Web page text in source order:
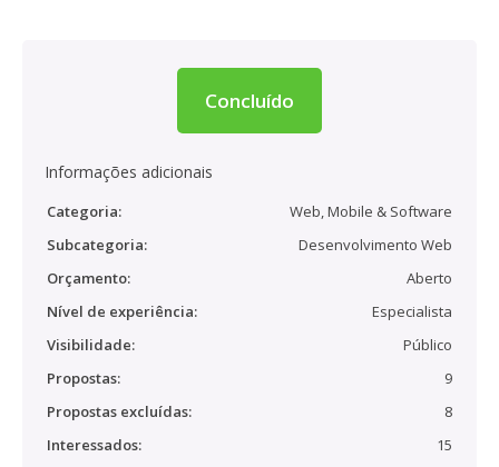
Concluído
Informações adicionais
Categoria:
Web, Mobile & Software
Subcategoria:
Desenvolvimento Web
Orçamento:
Aberto
Nível de experiência:
Especialista
Visibilidade:
Público
Propostas:
9
Propostas excluídas:
8
Interessados:
15